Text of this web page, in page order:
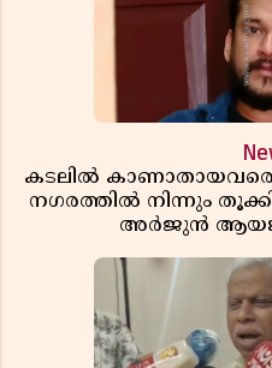
കടലിൽ കാണാതായവരെ
നഗരത്തിൽ നിന്നും
അർജുൻ